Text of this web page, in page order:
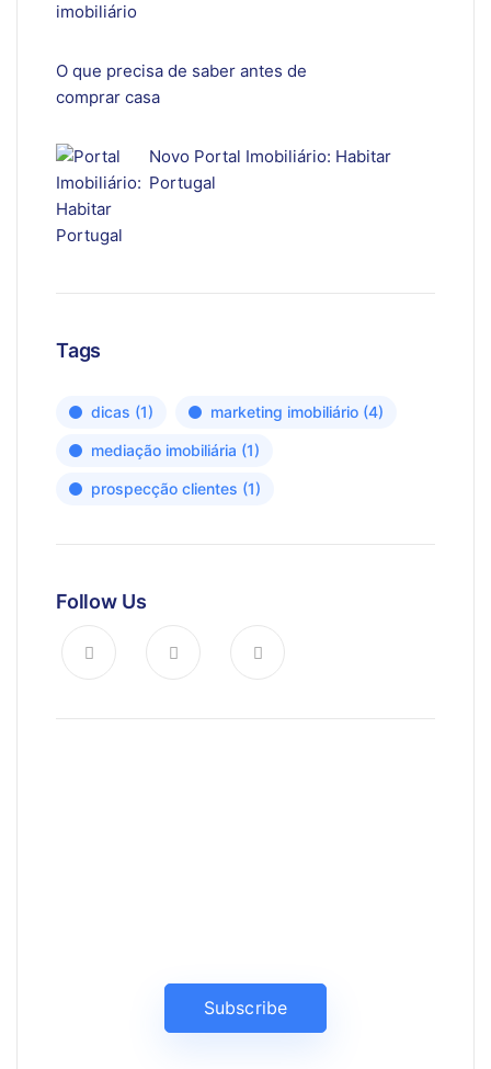
O que precisa de saber antes de
comprar casa
Novo Portal Imobiliário: Habitar
Portugal
Tags
dicas (1) marketing imobiliário (4)
mediação imobiliária (1)
prospecção clientes (1)
Follow Us
Subscribe